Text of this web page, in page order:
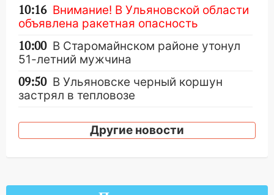
10:16 Внимание! В Ульяновской области
объявлена ракетная опасность
10:00 В Старомайнском районе утонул
51-летний мужчина
09:50 В Ульяновске черный коршун
застрял в тепловозе
09:44
юному велосипедисту на улице
Другие новости